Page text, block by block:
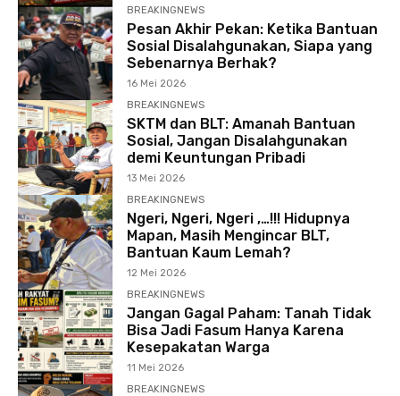
BREAKINGNEWS
Pesan Akhir Pekan: Ketika Bantuan
Sosial Disalahgunakan, Siapa yang
Sebenarnya Berhak?
16 Mei 2026
BREAKINGNEWS
SKTM dan BLT: Amanah Bantuan
Sosial, Jangan Disalahgunakan
demi Keuntungan Pribadi
13 Mei 2026
BREAKINGNEWS
Ngeri, Ngeri, Ngeri ,…!!! Hidupnya
Mapan, Masih Mengincar BLT,
Bantuan Kaum Lemah?
12 Mei 2026
BREAKINGNEWS
Jangan Gagal Paham: Tanah Tidak
Bisa Jadi Fasum Hanya Karena
Kesepakatan Warga
11 Mei 2026
BREAKINGNEWS